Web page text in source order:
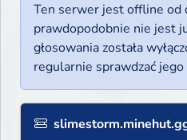
Ten serwer jest offline od
prawdopodobnie nie jest
głosowania została
regularnie sprawdzać